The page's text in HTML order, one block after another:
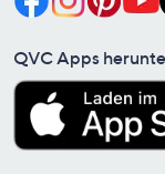
QVC Apps